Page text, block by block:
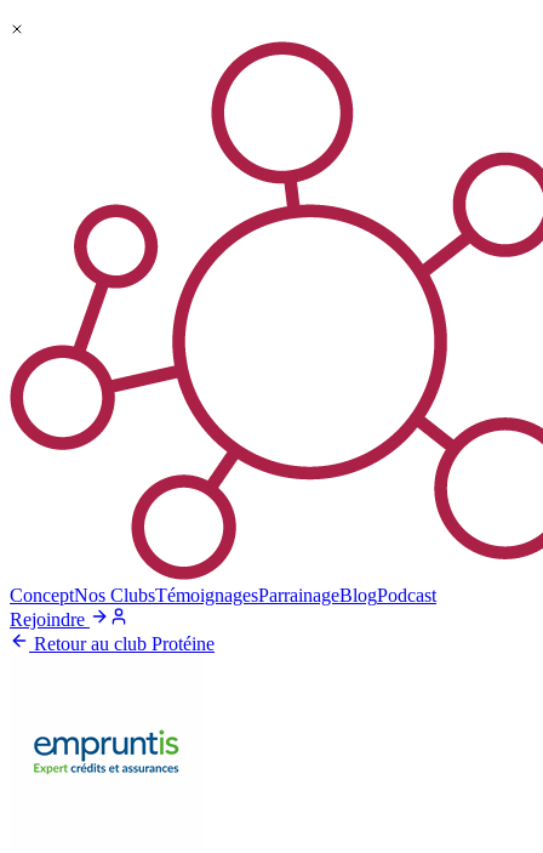
ConceptNos ClubsTémoignagesParrainageBlogPodcast
Rejoindre
Retour au club Protéine